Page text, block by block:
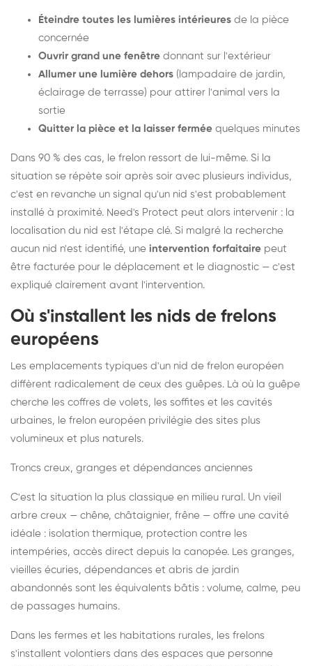
Éteindre toutes les lumières intérieures de la pièce
concernée
Ouvrir grand une fenêtre donnant sur l'extérieur
Allumer une lumière dehors (lampadaire de jardin,
éclairage de terrasse) pour attirer l'animal vers la
sortie
Quitter la pièce et la laisser fermée quelques minutes
Dans 90 % des cas, le frelon ressort de lui-même. Si la
situation se répète soir après soir avec plusieurs individus,
c'est en revanche un signal qu'un nid s'est probablement
installé à proximité. Need's Protect peut alors intervenir : la
localisation du nid est l'étape clé. Si malgré la recherche
aucun nid n'est identifié, une intervention forfaitaire peut
être facturée pour le déplacement et le diagnostic — c'est
expliqué clairement avant l'intervention.
Où s'installent les nids de frelons
européens
Les emplacements typiques d'un nid de frelon européen
diffèrent radicalement de ceux des guêpes. Là où la guêpe
cherche les coffres de volets, les soffites et les cavités
urbaines, le frelon européen privilégie des sites plus
volumineux et plus naturels.
Troncs creux, granges et dépendances anciennes
C'est la situation la plus classique en milieu rural. Un vieil
arbre creux — chêne, châtaignier, frêne — offre une cavité
idéale : isolation thermique, protection contre les
intempéries, accès direct depuis la canopée. Les granges,
vieilles écuries, dépendances et abris de jardin
abandonnés sont les équivalents bâtis : volume, calme, peu
de passages humains.
Dans les fermes et les habitations rurales, les frelons
s'installent volontiers dans des espaces que personne